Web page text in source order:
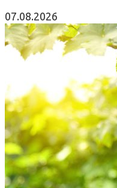
07.08.2026